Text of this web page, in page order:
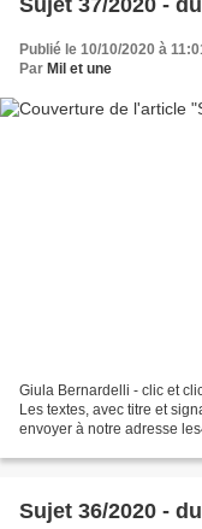
Publié le 10/10/2020 à
Par Mil et une
Giula Bernardelli - clic et
Les textes, avec titre et
envoyer à notre adresse
Sujet 36/2020 -